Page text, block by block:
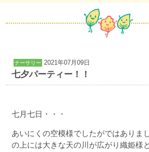
ナーサリー 2021年07月09日
七夕パーティー！！
七月七日・・・
あいにくの空模様でしたがではありま
の上には大きな天の川が広がり織姫様